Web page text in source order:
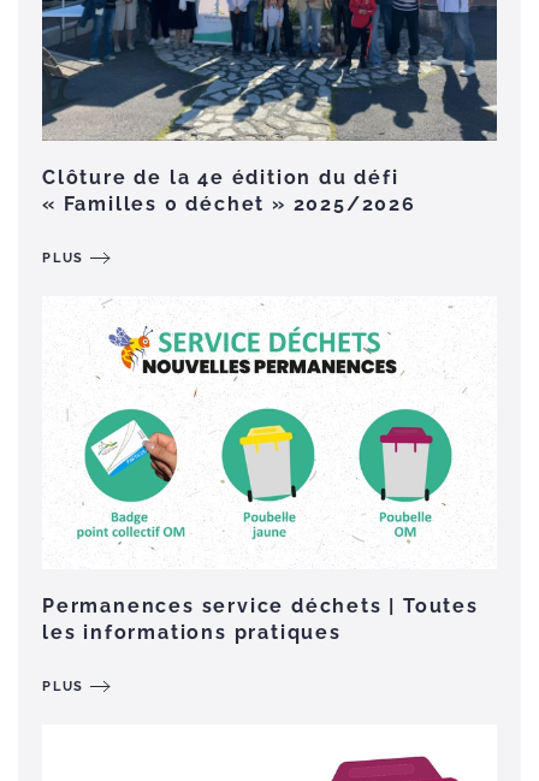
Clôture de la 4e édition du défi
« Familles 0 déchet » 2025/2026
PLUS
Permanences service déchets | Toutes
les informations pratiques
PLUS